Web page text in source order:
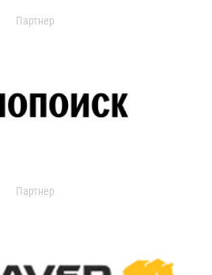
Партнер
Партнер